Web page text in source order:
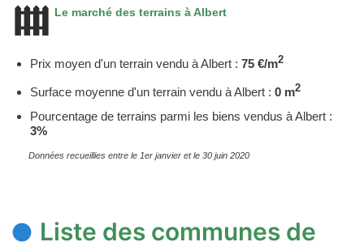
Le marché des terrains à Albert
Prix moyen d'un terrain vendu à Albert : 75 €/m2
Surface moyenne d'un terrain vendu à Albert : 0 m2
Pourcentage de terrains parmi les biens vendus à Albert :
3%
Données recueillies entre le 1er janvier et le 30 juin 2020
Liste des communes de